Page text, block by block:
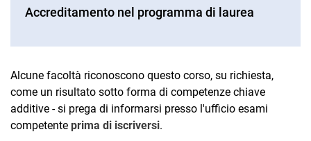
Accreditamento nel programma di laurea
Alcune facoltà riconoscono questo corso, su richiesta,
come un risultato sotto forma di competenze chiave
additive - si prega di informarsi presso l'ufficio esami
competente prima di iscriversi.